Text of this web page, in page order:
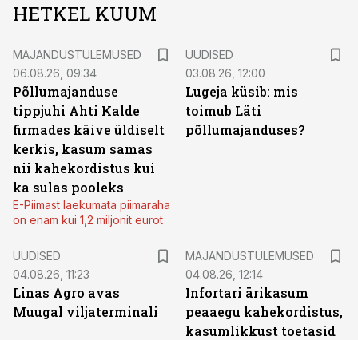
HETKEL KUUM
MAJANDUSTULEMUSED
06.08.26, 09:34
Põllumajanduse
tippjuhi Ahti Kalde
firmades käive üldiselt
kerkis, kasum samas
nii kahekordistus kui
ka sulas pooleks
E-Piimast laekumata piimaraha
on enam kui 1,2 miljonit eurot
UUDISED
03.08.26, 12:00
Lugeja küsib: mis
toimub Läti
põllumajanduses?
UUDISED
04.08.26, 11:23
Linas Agro avas
Muugal viljaterminali
MAJANDUSTULEMUSED
04.08.26, 12:14
Infortari ärikasum
peaaegu kahekordistus,
kasumlikkust toetasid